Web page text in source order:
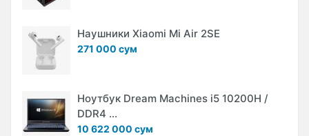
Наушники Xiaomi Mi Air 2SE
271 000 сум
Ноутбук Dream Machines i5 10200H /
DDR4 ...
10 622 000 сум